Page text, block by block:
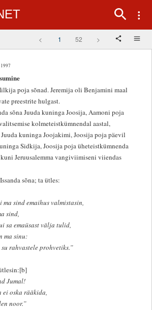
< 1 52 >
poja sõnad. Jeremija oli Benjamini maal
preestrite hulgast.
sõna Juuda kuninga Joosija, Aamoni poja
kolmeteistkümnendal aastal,
kuninga Joojakimi, Joosija poja päevil
Sidkija, Joosija poja üheteistkümnenda
Jeruusalemma vangiviimiseni viiendas
sõna; ta ütles:
ma sind emaihus valmistasin,
sind,
sa emaüsast välja tulid,
ma sinu:
rahvastele prohvetiks.”
Jumal!
ei oska rääkida,
noor.”